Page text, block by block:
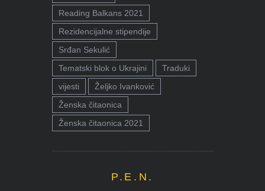
Reading Balkans 2021
Rezidencijalne stipendije
Srđan Sekulić
Tematski blok o Ukrajini
Traduki
vijesti
Željko Ivanković
Ženska čitaonica
Ženska čitaonica 2021
P.E.N.